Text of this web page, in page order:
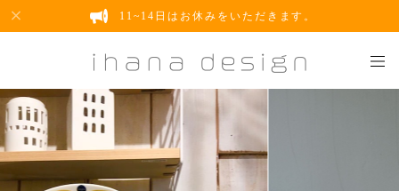
11~14日はお休みをいただきます。